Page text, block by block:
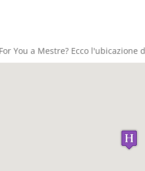
You a Mestre? Ecco l'ubicazione